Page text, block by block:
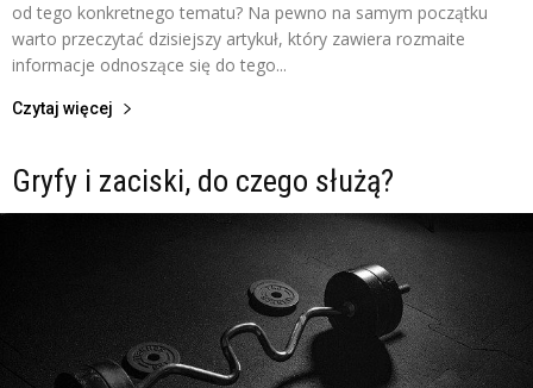
od tego konkretnego tematu? Na pewno na samym początku
warto przeczytać dzisiejszy artykuł, który zawiera rozmaite
informacje odnoszące się do tego...
Czytaj więcej
Gryfy i zaciski, do czego służą?